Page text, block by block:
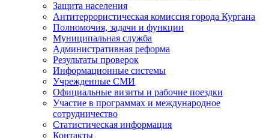
Защита населения
Антитеррористическая комиссия города Кургана
Полномочия, задачи и функции
Муниципальная служба
Административная реформа
Результаты проверок
Информационные системы
Учрежденные СМИ
Официальные визиты и рабочие поездки
Участие в программах и международное
сотрудничество
Статистическая информация
Контакты